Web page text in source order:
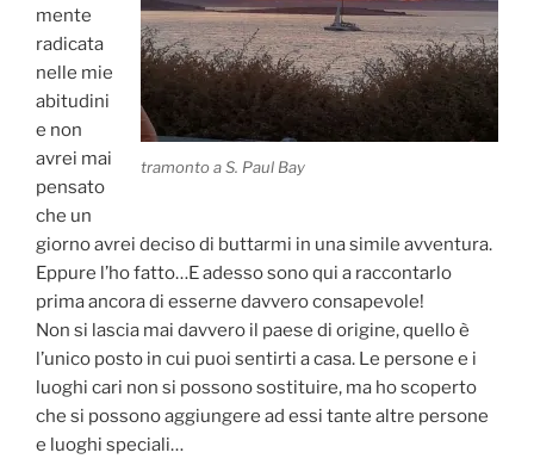
tramonto a S. Paul Bay
mente
radicata
nelle mie
abitudini
e non
avrei mai
pensato
che un
giorno avrei deciso di buttarmi in una simile avventura.
Eppure l’ho fatto…E adesso sono qui a raccontarlo
prima ancora di esserne davvero consapevole!
Non si lascia mai davvero il paese di origine, quello è
l’unico posto in cui puoi sentirti a casa. Le persone e i
luoghi cari non si possono sostituire, ma ho scoperto
che si possono aggiungere ad essi tante altre persone
e luoghi speciali…